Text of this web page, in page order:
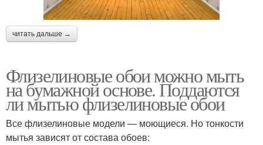
читать дальше →
Флизелиновые обои можно мыть
на бумажной основе. Поддаются
ли мытью флизелиновые обои
Все флизелиновые модели — моющиеся. Но тонкости
мытья зависят от состава обоев: